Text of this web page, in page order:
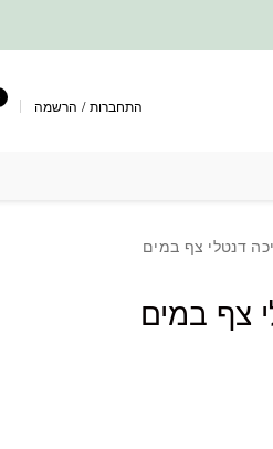
התחברות / הרשמה
דנטלי צף במים
צף במים